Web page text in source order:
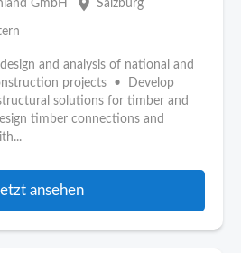
GmbH place Salzburg
and analysis of national and
projects • Develop
solutions for timber and
timber connections and
ansehen